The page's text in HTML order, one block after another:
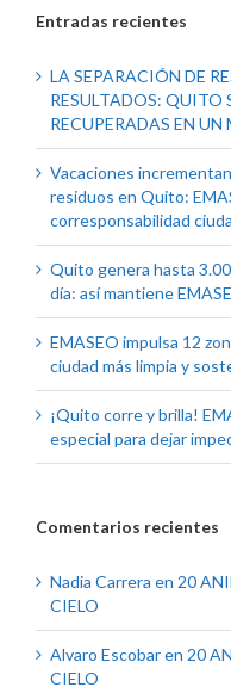
Entradas recientes
LA SEPARACIÓN DE
RESULTADOS: QUITO
RECUPERADAS EN UN
Vacaciones
residuos en Quito:
corresponsabilidad
Quito genera hasta
día: así mantiene
EMASEO impulsa 12
ciudad más limpia y
¡Quito corre y brilla!
especial para dejar
Comentarios recientes
Nadia Carrera en 20
CIELO
Alvaro Escobaren 20
CIELO